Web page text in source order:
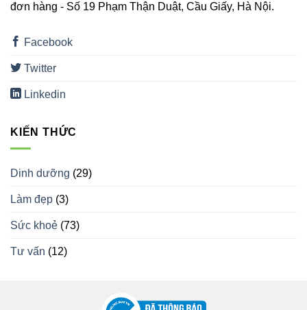
đơn hàng - Số 19 Phạm Thận Duật, Cầu Giấy, Hà Nội.
Facebook
Twitter
Linkedin
KIẾN THỨC
Dinh dưỡng (29)
Làm đẹp (3)
Sức khoẻ (73)
Tư vấn (12)